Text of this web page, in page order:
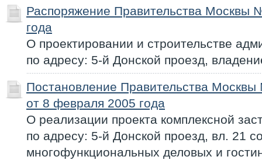
Распоряжение Правительства Москвы
года
О проектировании и строительстве
по адресу: 5-й Донской проезд,
Постановление Правительства
от 8 февраля 2005 года
О реализации проекта комплексной
по адресу: 5-й Донской проезд, вл. 21
многофункциональных деловых и